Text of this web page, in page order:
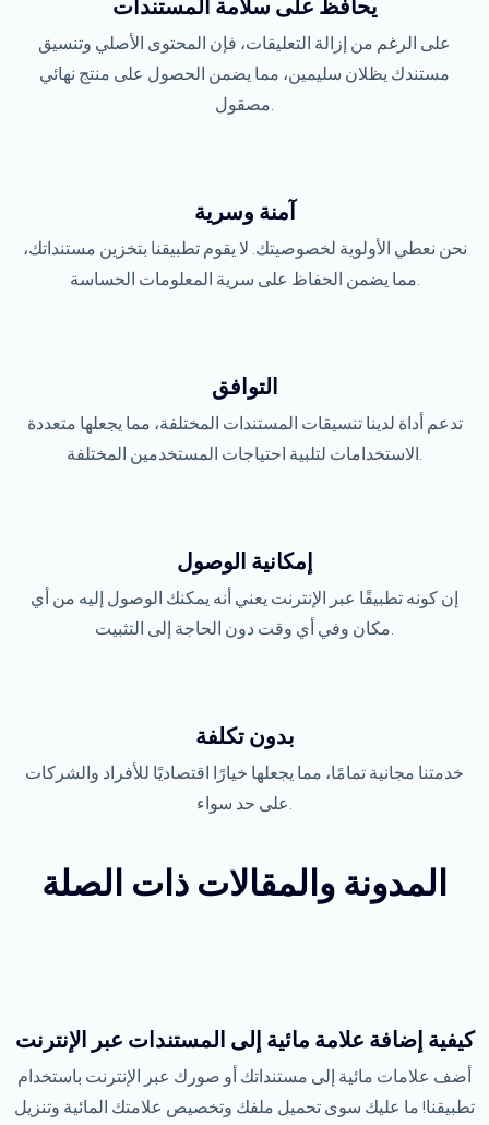
يحافظ على سلامة المستندات
على الرغم من إزالة التعليقات، فإن المحتوى الأصلي وتنسيق
مستندك يظلان سليمين، مما يضمن الحصول على منتج نهائي
مصقول.
آمنة وسرية
نحن نعطي الأولوية لخصوصيتك. لا يقوم تطبيقنا بتخزين مستنداتك،
مما يضمن الحفاظ على سرية المعلومات الحساسة.
التوافق
تدعم أداة لدينا تنسيقات المستندات المختلفة، مما يجعلها متعددة
الاستخدامات لتلبية احتياجات المستخدمين المختلفة.
إمكانية الوصول
إن كونه تطبيقًا عبر الإنترنت يعني أنه يمكنك الوصول إليه من أي
مكان وفي أي وقت دون الحاجة إلى التثبيت.
بدون تكلفة
خدمتنا مجانية تمامًا، مما يجعلها خيارًا اقتصاديًا للأفراد والشركات
على حد سواء.
المدونة والمقالات ذات الصلة
كيفية إضافة علامة مائية إلى المستندات عبر الإنترنت
أضف علامات مائية إلى مستنداتك أو صورك عبر الإنترنت باستخدام
تطبيقنا! ما عليك سوى تحميل ملفك وتخصيص علامتك المائية وتنزيل